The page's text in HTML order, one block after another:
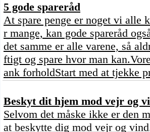
5 gode spareråd
At spare penge er noget vi alle
r mange, kan gode spareråd
det samme er alle varene, så
ftigt og spare hvor man
ank forholdStart med at tjekke
Beskyt dit hjem mod vejr og
Selvom det måske ikke er den
at beskytte dig mod vejr og